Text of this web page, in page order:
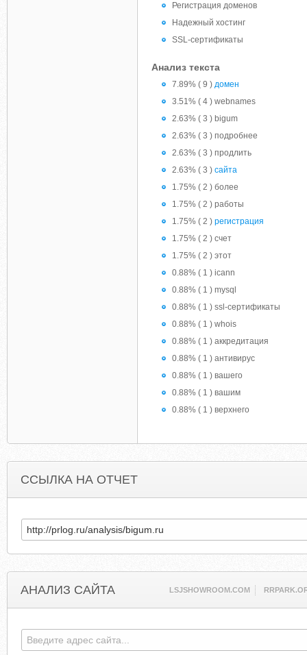
Регистрация доменов
Надежный хостинг
SSL-сертификаты
Анализ текста
7.89% ( 9 ) домен
3.51% ( 4 ) webnames
2.63% ( 3 ) bigum
2.63% ( 3 ) подробнее
2.63% ( 3 ) продлить
2.63% ( 3 ) сайта
1.75% ( 2 ) более
1.75% ( 2 ) работы
1.75% ( 2 ) регистрация
1.75% ( 2 ) счет
1.75% ( 2 ) этот
0.88% ( 1 ) icann
0.88% ( 1 ) mysql
0.88% ( 1 ) ssl-сертификаты
0.88% ( 1 ) whois
0.88% ( 1 ) аккредитация
0.88% ( 1 ) антивирус
0.88% ( 1 ) вашего
0.88% ( 1 ) вашим
0.88% ( 1 ) верхнего
ССЫЛКА НА ОТЧЕТ
АНАЛИЗ САЙТА LSJSHOWROOM.COM